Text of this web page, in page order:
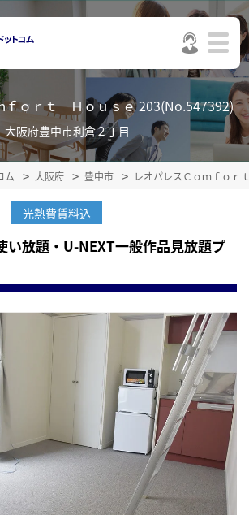
ｆｏｒｔ Ｈｏｕｓｅ 203(No.547392)
大阪府豊中市利倉２丁目
ム 大阪府 豊中市 レオパレスＣｏｍｆｏ
光熱費賃料込
い放題・U-NEXT一般作品見放題プ